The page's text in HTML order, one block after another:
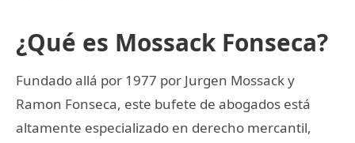
¿Qué es Mossack Fonseca?
Fundado allá por 1977 por Jurgen Mossack y
Ramon Fonseca, este bufete de abogados está
altamente especializado en derecho mercantil,